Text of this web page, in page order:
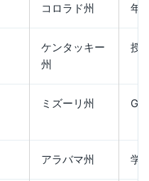
コロラド州 年
ケンタッキー
州
授
ミズーリ州
アラバマ州 学